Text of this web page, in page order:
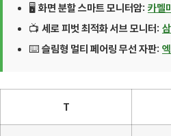
🖥️ 화면 분할 스마트 모니터암: 카멜
📺 세로 피벗 최적화 서브 모니터:
⌨️ 슬림형 멀티 페어링 무선 자판:
T